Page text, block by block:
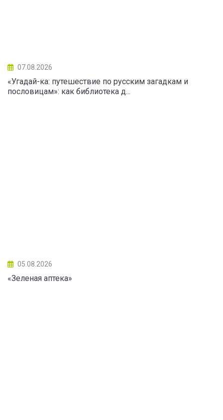
07.08.2026
«Угадай-ка: путешествие по русским загадкам и
пословицам»: как библиотека д...
05.08.2026
«Зеленая аптека»